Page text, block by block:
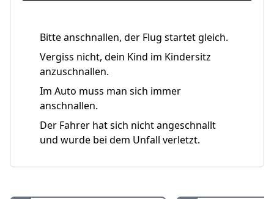
Bitte anschnallen, der Flug startet gleich.
Vergiss nicht, dein Kind im Kindersitz
anzuschnallen.
Im Auto muss man sich immer
anschnallen.
Der Fahrer hat sich nicht angeschnallt
und wurde bei dem Unfall verletzt.